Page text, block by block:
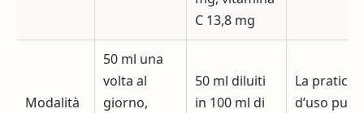
C 13,8 mg
Modalità
50 ml una
volta al
giorno,
50 ml diluiti
in 100 ml di
La praticità
d’uso può